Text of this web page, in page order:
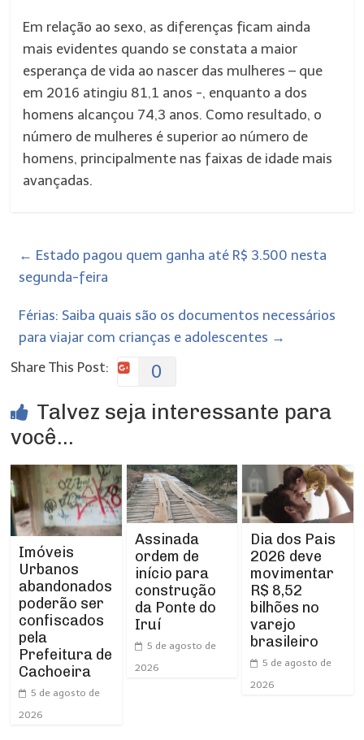
Em relação ao sexo, as diferenças ficam ainda
mais evidentes quando se constata a maior
esperança de vida ao nascer das mulheres – que
em 2016 atingiu 81,1 anos -, enquanto a dos
homens alcançou 74,3 anos. Como resultado, o
número de mulheres é superior ao número de
homens, principalmente nas faixas de idade mais
avançadas.
← Estado pagou quem ganha até R$ 3.500 nesta
segunda-feira
Férias: Saiba quais são os documentos necessários
para viajar com crianças e adolescentes →
Share This Post:
0
Talvez seja interessante para
você...
Imóveis
Urbanos
abandonados
poderão ser
confiscados
pela
Prefeitura de
Cachoeira
5 de agosto de
2026
Assinada
ordem de
início para
construção
da Ponte do
Iruí
5 de agosto de
2026
Dia dos Pais
2026 deve
movimentar
R$ 8,52
bilhões no
varejo
brasileiro
5 de agosto de
2026